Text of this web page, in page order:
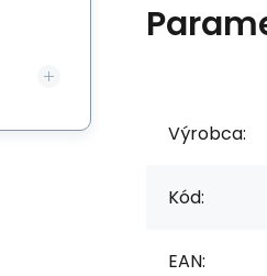
Výrobca:
Kód:
EAN: